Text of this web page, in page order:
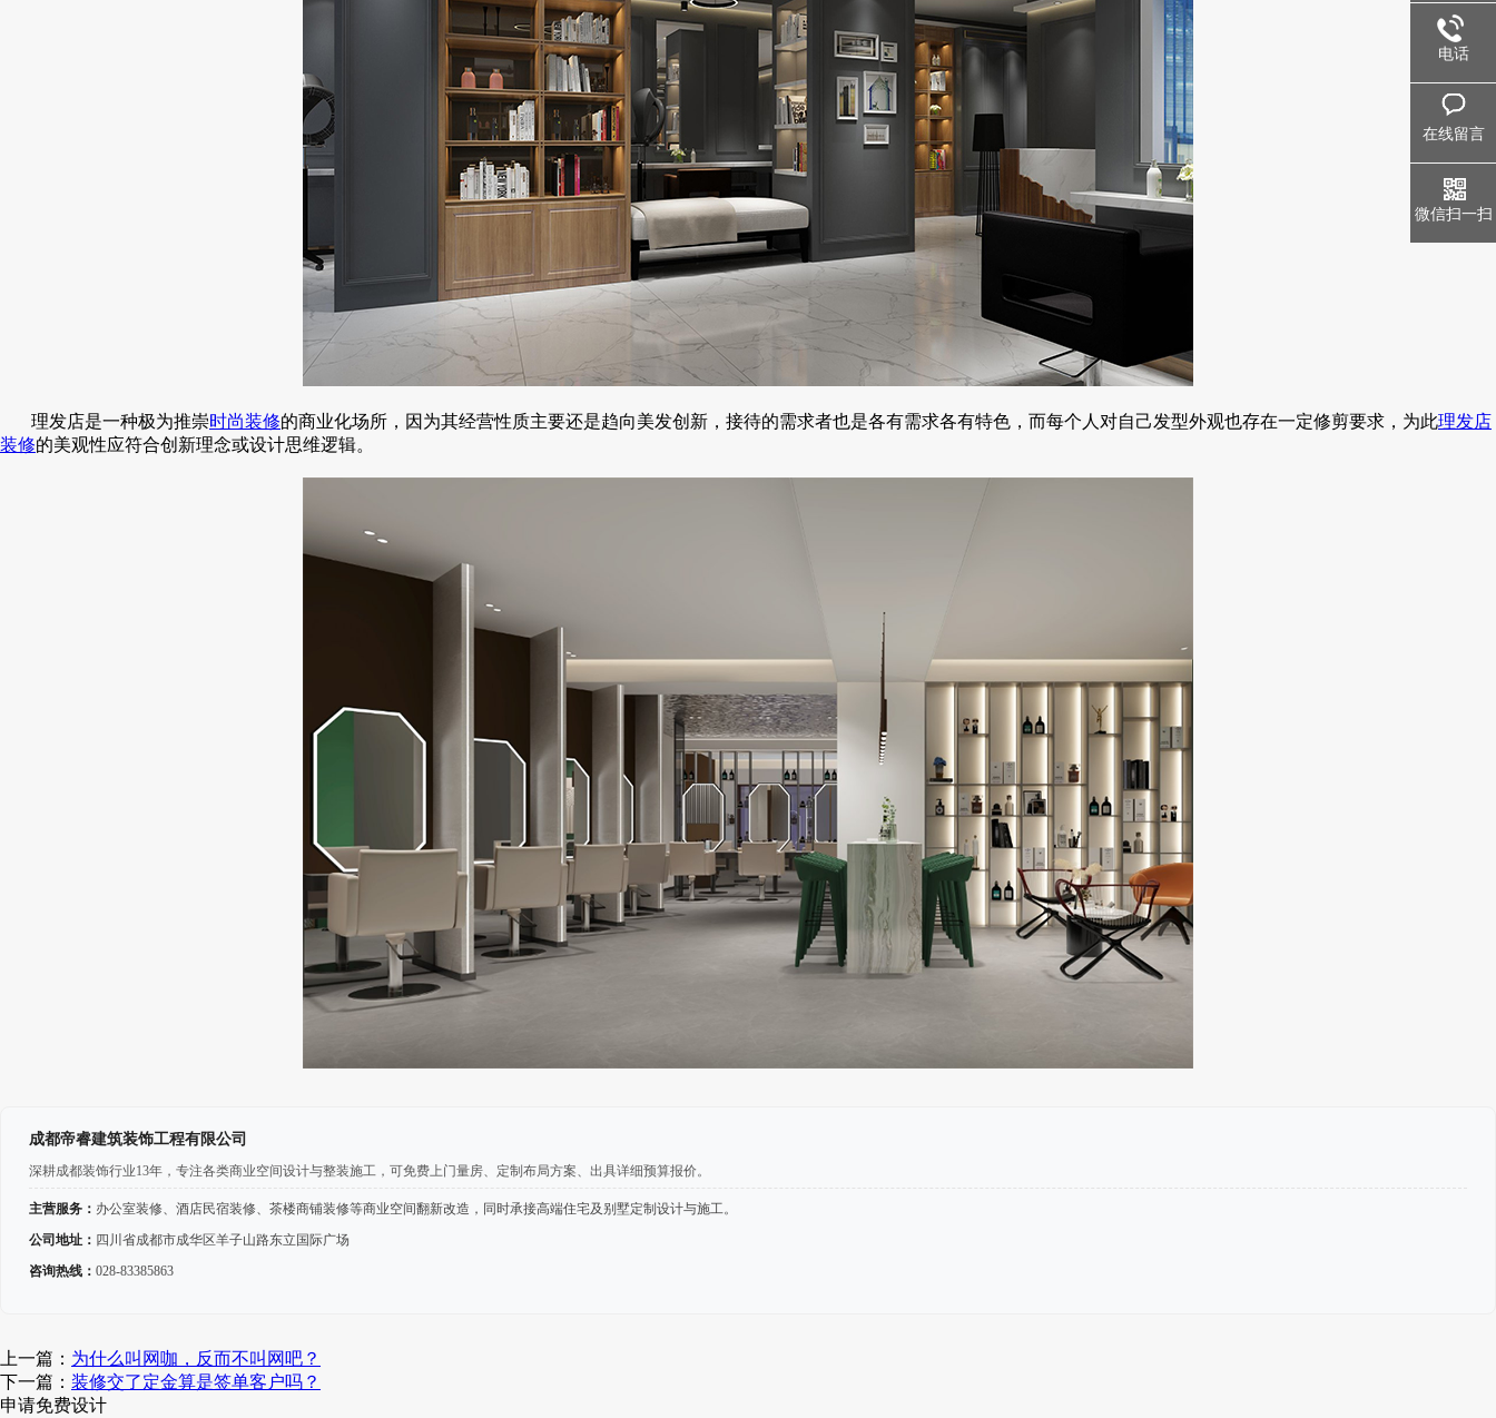
理发店是一种极为推崇时尚装修的商业化场所，因为其经营性质主要还是趋向美发创新，接待的需求者也是各有需求各有特色，而每个人对自己发型外观也存在一定修剪要求，为此理发店
装修的美观性应符合创新理念或设计思维逻辑。
成都帝睿建筑装饰工程有限公司
深耕成都装饰行业13年，专注各类商业空间设计与整装施工，可免费上门量房、定制布局方案、出具详细预算报价。
主营服务： 办公室装修、酒店民宿装修、茶楼商铺装修等商业空间翻新改造，同时承接高端住宅及别墅定制设计与施工。
公司地址： 四川省成都市成华区羊子山路东立国际广场
咨询热线： 028-83385863
上一篇： 为什么叫网咖，反而不叫网吧？
下一篇： 装修交了定金算是签单客户吗？
申请免费设计
电话
在线留言
微信扫一扫